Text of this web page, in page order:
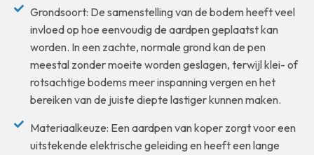
Grondsoort: De samenstelling van de bodem heeft veel
invloed op hoe eenvoudig de aardpen geplaatst kan
worden. In een zachte, normale grond kan de pen
meestal zonder moeite worden geslagen, terwijl klei- of
rotsachtige bodems meer inspanning vergen en het
bereiken van de juiste diepte lastiger kunnen maken.
Materiaalkeuze: Een aardpen van koper zorgt voor een
uitstekende elektrische geleiding en heeft een lange